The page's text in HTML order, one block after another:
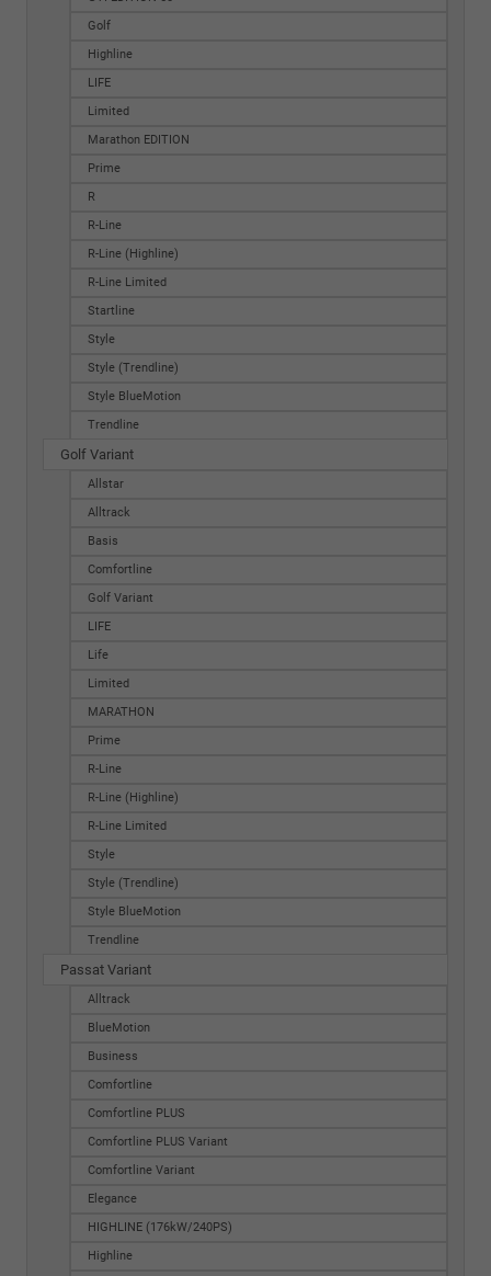
Golf
Highline
LIFE
Limited
Marathon EDITION
Prime
R
R-Line
R-Line (Highline)
R-Line Limited
Startline
Style
Style (Trendline)
Style BlueMotion
Trendline
Golf Variant
Allstar
Alltrack
Basis
Comfortline
Golf Variant
LIFE
Life
Limited
MARATHON
Prime
R-Line
R-Line (Highline)
R-Line Limited
Style
Style (Trendline)
Style BlueMotion
Trendline
Passat Variant
Alltrack
BlueMotion
Business
Comfortline
Comfortline PLUS
Comfortline PLUS Variant
Comfortline Variant
Elegance
HIGHLINE (176kW/240PS)
Highline